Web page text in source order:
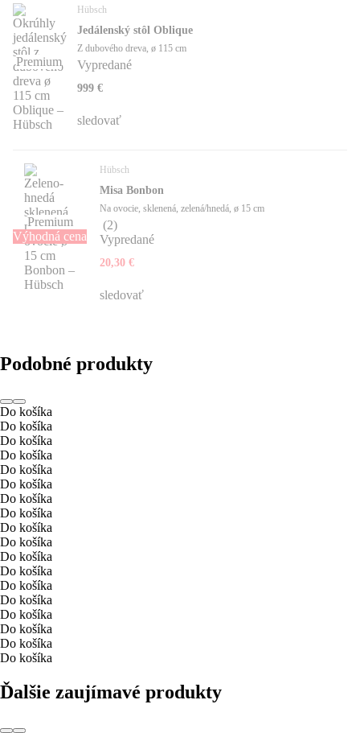
Premium
Hübsch
Jedálenský stôl Oblique
Z dubového dreva, ø 115 cm
Vypredané
999 €
sledovať
Premium
Výhodná cena
Hübsch
Misa Bonbon
Na ovocie, sklenená, zelená/hnedá, ø 15 cm
(2)
Vypredané
20,30 €
sledovať
Podobné produkty
Do košíka
Do košíka
Do košíka
Do košíka
Do košíka
Do košíka
Do košíka
Do košíka
Do košíka
Do košíka
Do košíka
Do košíka
Do košíka
Do košíka
Do košíka
Do košíka
Do košíka
Do košíka
Ďalšie zaujímavé produkty